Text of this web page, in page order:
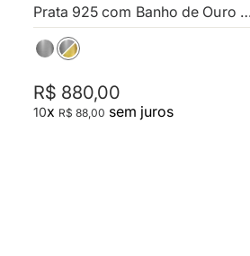
Prata 925 com Banho de Ouro
Amarelo 18k
R$ 880,00
10x R$ 88,00 sem juros